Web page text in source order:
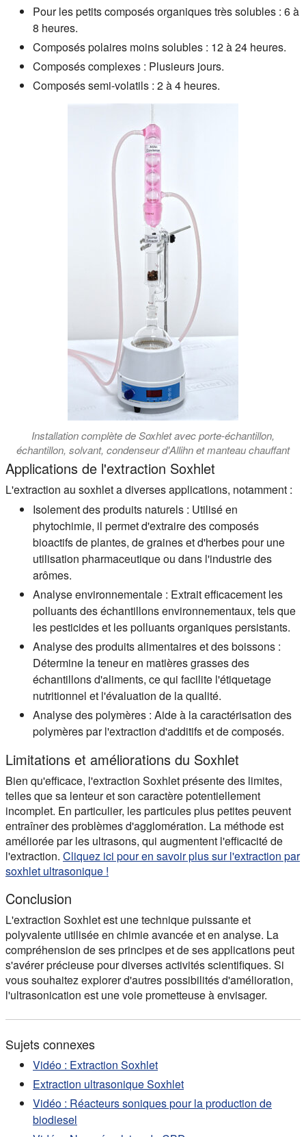
Pour les petits composés organiques très solubles : 6 à
8 heures.
Composés polaires moins solubles : 12 à 24 heures.
Composés complexes : Plusieurs jours.
Composés semi-volatils : 2 à 4 heures.
Installation complète de Soxhlet avec porte-échantillon,
échantillon, solvant, condenseur d'Allihn et manteau chauffant
Applications de l'extraction Soxhlet
L'extraction au soxhlet a diverses applications, notamment :
Isolement des produits naturels : Utilisé en
phytochimie, il permet d'extraire des composés
bioactifs de plantes, de graines et d'herbes pour une
utilisation pharmaceutique ou dans l'industrie des
arômes.
Analyse environnementale : Extrait efficacement les
polluants des échantillons environnementaux, tels que
les pesticides et les polluants organiques persistants.
Analyse des produits alimentaires et des boissons :
Détermine la teneur en matières grasses des
échantillons d'aliments, ce qui facilite l'étiquetage
nutritionnel et l'évaluation de la qualité.
Analyse des polymères : Aide à la caractérisation des
polymères par l'extraction d'additifs et de composés.
Limitations et améliorations du Soxhlet
Bien qu'efficace, l'extraction Soxhlet présente des limites,
telles que sa lenteur et son caractère potentiellement
incomplet. En particulier, les particules plus petites peuvent
entraîner des problèmes d'agglomération. La méthode est
améliorée par les ultrasons, qui augmentent l'efficacité de
l'extraction. Cliquez ici pour en savoir plus sur l'extraction par
soxhlet ultrasonique !
Conclusion
L'extraction Soxhlet est une technique puissante et
polyvalente utilisée en chimie avancée et en analyse. La
compréhension de ses principes et de ses applications peut
s'avérer précieuse pour diverses activités scientifiques. Si
vous souhaitez explorer d'autres possibilités d'amélioration,
l'ultrasonication est une voie prometteuse à envisager.
Sujets connexes
Vidéo : Extraction Soxhlet
Extraction ultrasonique Soxhlet
Vidéo : Réacteurs soniques pour la production de
biodiesel